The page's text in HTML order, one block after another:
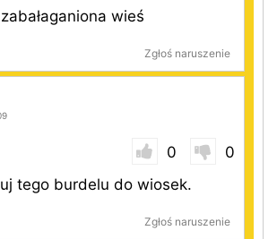
wieś
Zgłoś naruszenie
0
0
tego burdelu do wiosek.
Zgłoś naruszenie